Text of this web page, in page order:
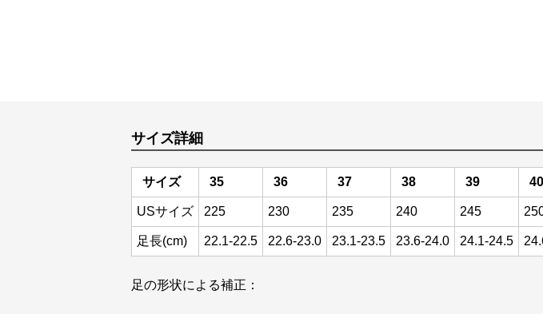
サイズ詳細
サイズ 35 36 37 38 39 40
USサイズ 225 230 235 240 245
足長(cm) 22.1-22.5 22.6-23.0 23.1-23.5 23.6-24.0 24.1-24.5
足の形状による補正：